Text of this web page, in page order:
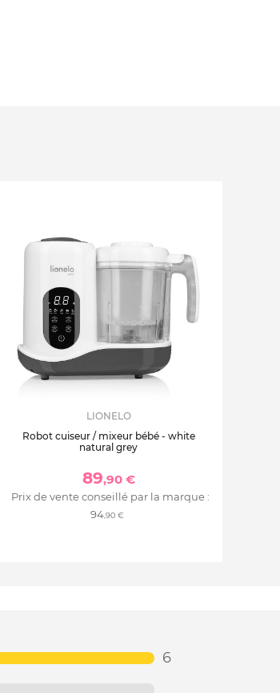
LIONELO
Robot cuiseur / mixeur bébé - white
natural grey
89,90 €
Prix de vente conseillé par la marque :
94,90 €
6